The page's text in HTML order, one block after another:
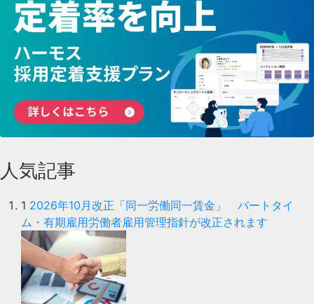
人気記事
1 2026年10月改正「同一労働同一賃金」 パートタイ
ム・有期雇用労働者雇用管理指針が改正されます